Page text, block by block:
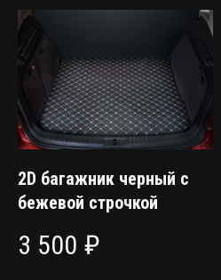
2D багажник черный с
бежевой строчкой
3 500 ₽